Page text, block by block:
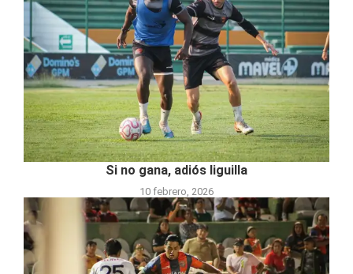
Si no gana, adiós liguilla
10 febrero, 2026